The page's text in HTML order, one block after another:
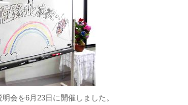
会を6月23日に開催しました。